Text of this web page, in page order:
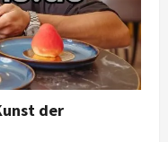
der